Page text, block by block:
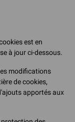
est en
à jour ci-dessous.
modifications
de cookies,
apportés aux